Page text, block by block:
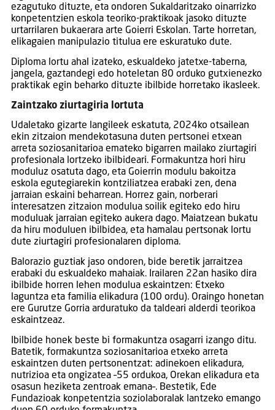
ezagutuko dituzte, eta ondoren Sukaldaritzako oinarrizko
konpetentzien eskola teoriko-praktikoak jasoko dituzte
urtarrilaren bukaerara arte Goierri Eskolan. Tarte horretan,
elikagaien manipulazio titulua ere eskuratuko dute.
Diploma lortu ahal izateko, eskualdeko jatetxe-taberna,
jangela, gaztandegi edo hoteletan 80 orduko gutxienezko
praktikak egin beharko dituzte ibilbide horretako ikasleek.
Zaintzako ziurtagiria lortuta
Udaletako gizarte langileek eskatuta, 2024ko otsailean
ekin zitzaion mendekotasuna duten pertsonei etxean
arreta soziosanitarioa emateko bigarren mailako ziurtagiri
profesionala lortzeko ibilbideari. Formakuntza hori hiru
moduluz osatuta dago, eta Goierrin modulu bakoitza
eskola egutegiarekin kontziliatzea erabaki zen, dena
jarraian eskaini beharrean. Horrez gain, norberari
interesatzen zitzaion modulua soilik egiteko edo hiru
moduluak jarraian egiteko aukera dago. Maiatzean bukatu
da hiru moduluen ibilbidea, eta hamalau pertsonak lortu
dute ziurtagiri profesionalaren diploma.
Balorazio guztiak jaso ondoren, bide beretik jarraitzea
erabaki du eskualdeko mahaiak. Irailaren 22an hasiko dira
ibilbide horren lehen modulua eskaintzen: Etxeko
laguntza eta familia elikadura (100 ordu). Oraingo honetan
ere Gurutze Gorria arduratuko da taldeari alderdi teorikoa
eskaintzeaz.
Ibilbide honek beste bi formakuntza osagarri izango ditu.
Batetik, formakuntza soziosanitarioa etxeko arreta
eskaintzen duten pertsonentzat: adinekoen elikadura,
nutrizioa eta ongizatea –55 ordukoa, Orekan elikadura eta
osasun heziketa zentroak emana–. Bestetik, Ede
Fundazioak konpetentzia soziolaboralak lantzeko emango